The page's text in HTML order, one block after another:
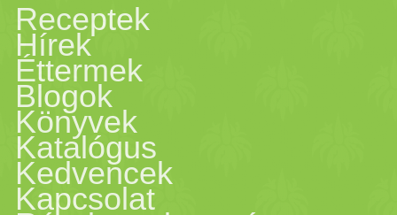
Receptek
Hírek
Éttermek
Blogok
Könyvek
Katalógus
Kedvencek
Kapcsolat